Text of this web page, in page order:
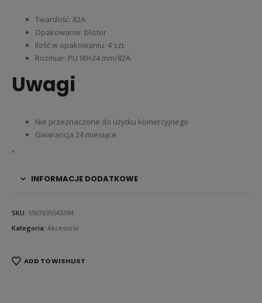
Twardość: 82A
Opakowanie: blister
Ilość w opakowaniu: 4 szt.
Rozmiar: PU 90×24 mm/82A
Uwagi
Nie przeznaczone do użytku komercyjnego
Gwarancja 24 miesiące
„
INFORMACJE DODATKOWE
SKU: 5907695543384
Kategoria: Akcesoria
ADD TO WISHLIST